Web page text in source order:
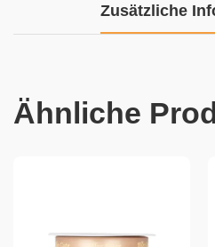
Zusätzliche
Ähnliche